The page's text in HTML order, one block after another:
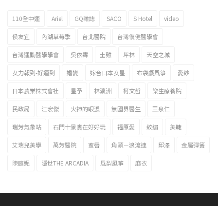
2023新北市北海岸國際風箏節「風在石起」霸氣回歸
110全中運 Ariel GQ雜誌 SACO S Hotel video
侯友宜 內湖草莓季 台北醫院 台灣復健醫學會
台灣運動醫學學會 吳依霖 土雞 坪林 天空之城
女力報到-好運到 婚變 嫁台日本女星 布袋戲風箏 愛紗
日本農業株式會社 星予 林瀛洲 柯文哲 樂生療養院
民政局 江宏傑 火神的眼淚 無國界醫生 王泉仁
瑞芳氣象站 石門十景實在好好玩 福原愛 紋繡 美睫
艾瑞兒美學 萬芳醫院 蜜唇 角頭－浪流連 邱澤 金屬彈簧
陳庭妮 隱世THE ARCADIA 風梨風箏 麻衣